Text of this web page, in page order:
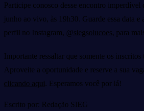
Participe conosco desse encontro imperdível
junho ao vivo, às 19h30. Guarde essa data e
perfil no Instagram, @siegsolucoes, para
Importante ressaltar que somente os inscritos
Aproveite a oportunidade e reserve a sua
clicando aqui. Esperamos você por lá!
Escrito por: Redação SIEG